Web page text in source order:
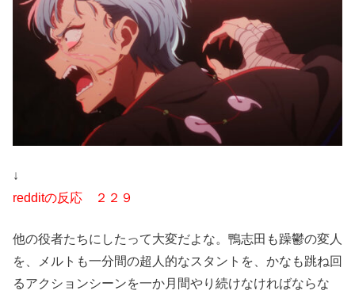
↓
redditの反応 ２２９
他の役者たちにしたって大変だよな。鴨志田も躁鬱の変人
を、メルトも一分間の超人的なスタントを、かなも跳ね回
るアクションシーンを一か月間やり続けなければならな